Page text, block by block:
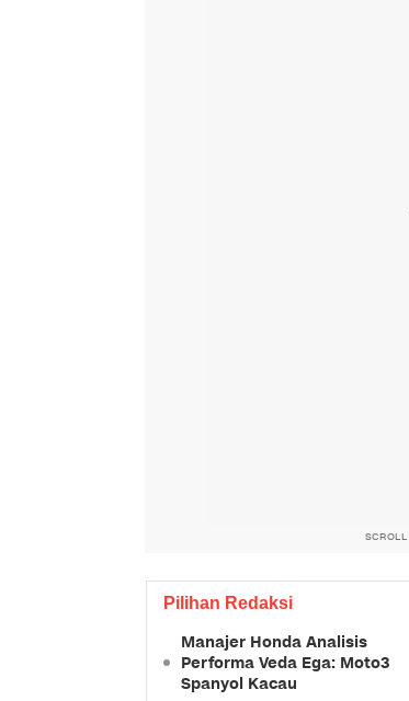
Pilihan Redaksi
Manajer Honda Analisis
Performa Veda Ega: Moto3
Spanyol Kacau